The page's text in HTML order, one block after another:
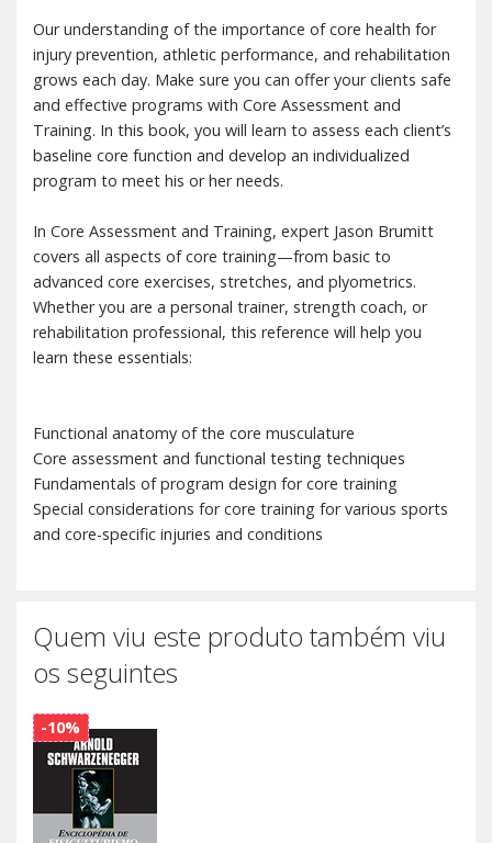
Our understanding of the importance of core health for
injury prevention, athletic performance, and rehabilitation
grows each day. Make sure you can offer your clients safe
and effective programs with Core Assessment and
Training. In this book, you will learn to assess each client’s
baseline core function and develop an individualized
program to meet his or her needs.
In Core Assessment and Training, expert Jason Brumitt
covers all aspects of core training—from basic to
advanced core exercises, stretches, and plyometrics.
Whether you are a personal trainer, strength coach, or
rehabilitation professional, this reference will help you
learn these essentials:
Functional anatomy of the core musculature
Core assessment and functional testing techniques
Fundamentals of program design for core training
Special considerations for core training for various sports
and core-specific injuries and conditions
Quem viu este produto também viu
os seguintes
-10%